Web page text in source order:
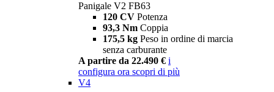
Panigale V2 FB63
120 CV Potenza
93,3 Nm Coppia
175,5 kg Peso in ordine di marcia
senza carburante
A partire da 22.490 € i
configura ora scopri di più
V4